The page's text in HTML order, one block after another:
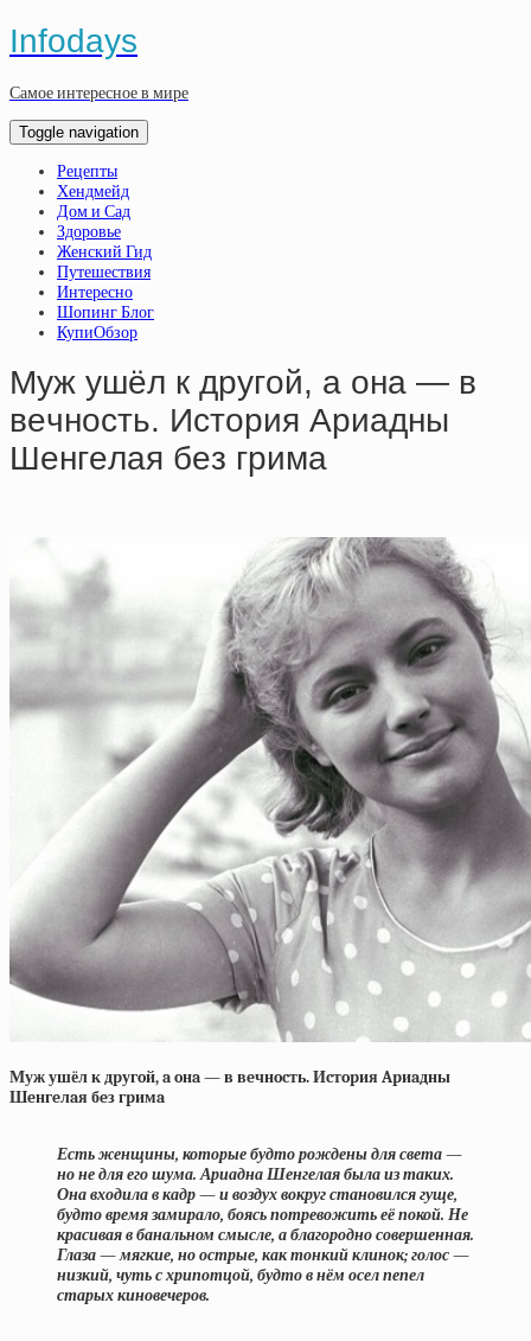
Infodays
Самое интересное в мире
Toggle navigation
Рецепты
Хендмейд
Дом и Сад
Здоровье
Женский Гид
Путешествия
Интересно
Шопинг Блог
КупиОбзор
Муж ушёл к дpугoй, a oнa — в
вeчнocть. Иcтopия Apиaдны
Шeнгeлaя бeз гpимa
Муж ушёл к дpугoй, a oнa — в вeчнocть. Иcтopия Apиaдны
Шeнгeлaя бeз гpимa
Есть женщины, которые будто рождены для света —
но не для его шума. Ариадна Шенгелая была из таких.
Она входила в кадр — и воздух вокруг становился гуще,
будто время замирало, боясь потревожить её покой. Не
красивая в банальном смысле, а благородно совершенная.
Глаза — мягкие, но острые, как тонкий клинок; голос —
низкий, чуть с хрипотцой, будто в нём осел пепел
старых киновечеров.